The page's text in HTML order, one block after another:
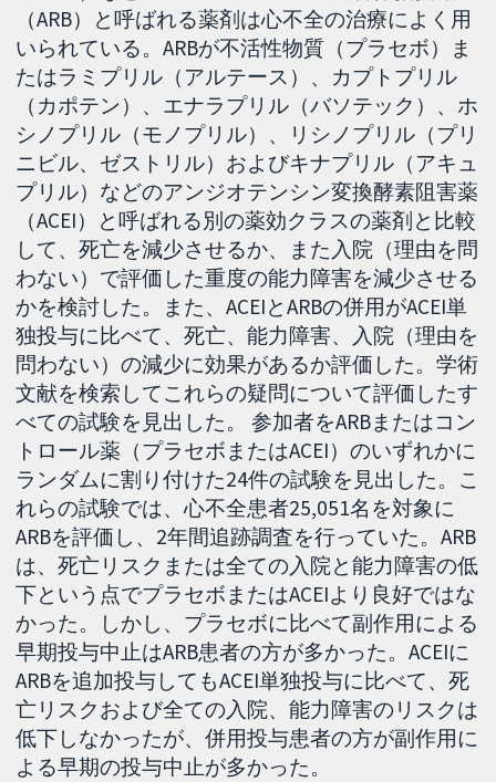
（ARB）と呼ばれる薬剤は心不全の治療によく用
いられている。ARBが不活性物質（プラセボ）ま
たはラミプリル（アルテース）、カプトプリル
（カポテン）、エナラプリル（バソテック）、ホ
シノプリル（モノプリル）、リシノプリル（プリ
ニビル、ゼストリル）およびキナプリル（アキュ
プリル）などのアンジオテンシン変換酵素阻害薬
（ACEI）と呼ばれる別の薬効クラスの薬剤と比較
して、死亡を減少させるか、また入院（理由を問
わない）で評価した重度の能力障害を減少させる
かを検討した。また、ACEIとARBの併用がACEI単
独投与に比べて、死亡、能力障害、入院（理由を
問わない）の減少に効果があるか評価した。学術
文献を検索してこれらの疑問について評価したす
べての試験を見出した。 参加者をARBまたはコン
トロール薬（プラセボまたはACEI）のいずれかに
ランダムに割り付けた24件の試験を見出した。こ
れらの試験では、心不全患者25,051名を対象に
ARBを評価し、2年間追跡調査を行っていた。ARB
は、死亡リスクまたは全ての入院と能力障害の低
下という点でプラセボまたはACEIより良好ではな
かった。しかし、プラセボに比べて副作用による
早期投与中止はARB患者の方が多かった。ACEIに
ARBを追加投与してもACEI単独投与に比べて、死
亡リスクおよび全ての入院、能力障害のリスクは
低下しなかったが、併用投与患者の方が副作用に
よる早期の投与中止が多かった。